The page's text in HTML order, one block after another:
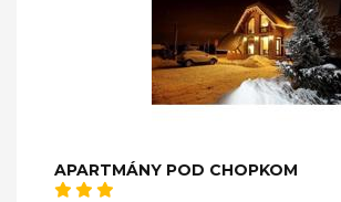
APARTMÁNY POD CHOPKOM